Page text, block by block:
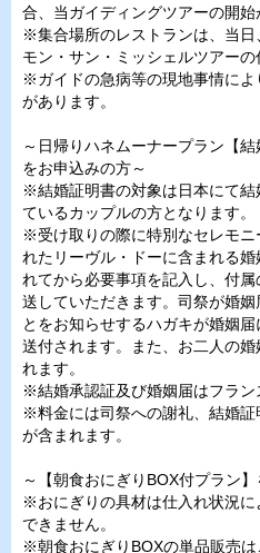
合、当ガイディングツアーの開始
※集合場所のレストランは、当日
モン・サン・ミッシェルツアーの
※ガイドの急病等の現地事情に
があります。
～日帰りハネムーナープラン【
をお申込みの方～
※結婚証明書の対象は日本にて結
ているカップルの方となります。
※受け取りの際に特別なセレモ
れたリーヴル・ドーに含まれる
れてから必要事項を記入し、付
送していただきます。司祭が婚
とをお知らせするハガキが婚姻
送付されます。また、お二人の
れます。
※結婚承認証及び婚姻届はフラン
※料金には司祭への謝礼、結婚
が含まれます。
～【朝食おにぎりBOX付プラン
※おにぎりの具材は仕入れ状況
できません。
※朝食おにぎりBOXの単品販売は